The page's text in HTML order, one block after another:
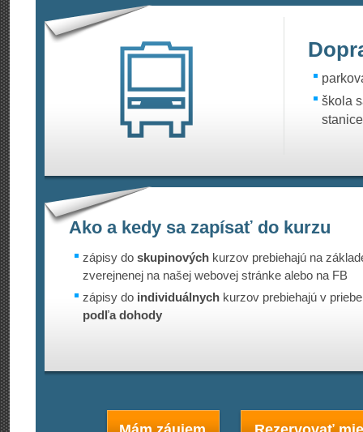
škola
stanice
Ako a kedy sa zapísať do kurzu
zápisy do skupinových kurzov prebiehajú na
zverejnenej na našej webovej stránke alebo na FB
zápisy do individuálnych kurzov prebiehajú v
podľa dohody